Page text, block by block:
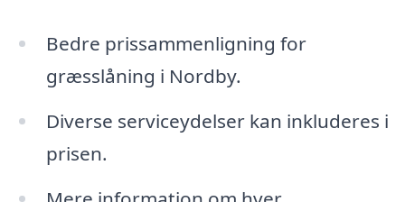
Bedre prissammenligning for
græsslåning i Nordby.
Diverse serviceydelser kan inkluderes i
prisen.